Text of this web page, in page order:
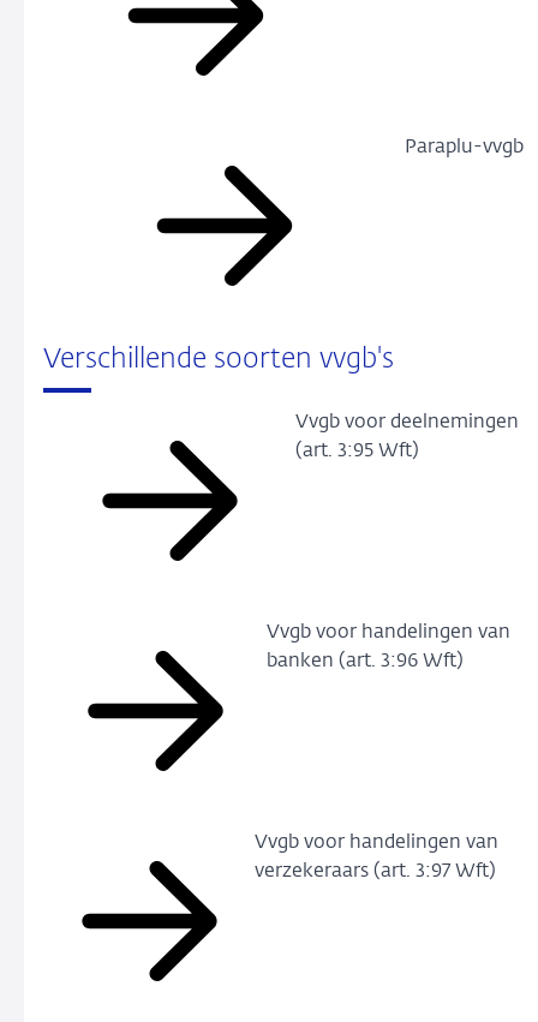
Paraplu-vvgb
Verschillende soorten vvgb's
Vvgb voor deelnemingen
(art. 3:95 Wft)
Vvgb voor handelingen van
banken (art. 3:96 Wft)
Vvgb voor handelingen van
verzekeraars (art. 3:97 Wft)